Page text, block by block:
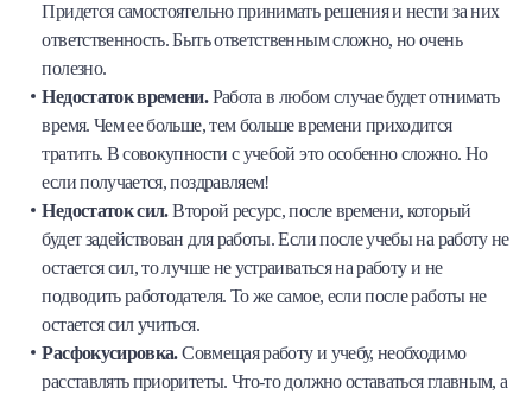
Придется самостоятельно принимать решения и нести за них
ответственность. Быть ответственным сложно, но очень
полезно.
Недостаток времени.Работа в любом случае будет отнимать
время. Чем ее больше, тем больше времени приходится
тратить. В совокупности с учебой это особенно сложно. Но
если получается, поздравляем!
Недостаток сил.Второй ресурс, после времени, который
будет задействован для работы. Если после учебы на работу не
остается сил, то лучше не устраиваться на работу и не
подводить работодателя. То же самое, если после работы не
остается сил учиться.
Расфокусировка.Совмещая работу и учебу, необходимо
расставлять приоритеты. Что-то должно оставаться главным, а